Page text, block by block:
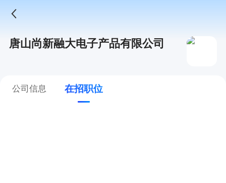
唐山尚新融大电子产品有限公司
公司信息 在招职位